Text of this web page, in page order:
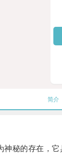
简介
的存在，它